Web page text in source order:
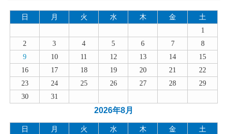
2026年8月
日 月 火 水 木 金
土
1
2
3 4 5 6 7
8
9
10 11 12 13 14
15
16
17 18 19 20 21
22
23
24 25 26 27 28
29
30
31
日 月 火 水 木 金
土